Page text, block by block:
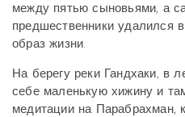
между пятью сыновьями, а
предшественники удалился
образ жизни.
На берегу реки Гандхаки, в
себе маленькую хижину и
медитации на Парабрахман,